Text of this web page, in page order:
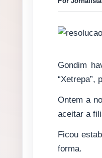
Gondim
“Xetrepa”,
Ontem a
aceitar a
Ficou
forma.